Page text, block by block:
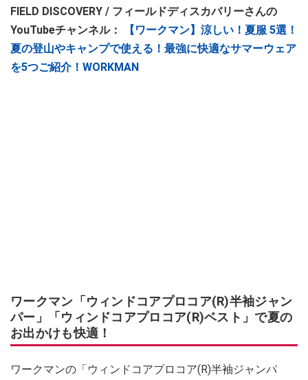
FIELD DISCOVERY / フィールドディスカバリーさんの
YouTubeチャンネル：
【ワークマン】涼しい！夏服 5選！
夏の登山やキャンプで使える！最強に快適なサマーウェア
を5つご紹介！WORKMAN
ワークマン「ウィンドコアプロコア(R)半袖ジャン
パー」「ウィンドコアプロコア(R)ベスト」で夏の
お出かけも快適！
ワークマンの「ウィンドコアプロコア(R)半袖ジャンパ